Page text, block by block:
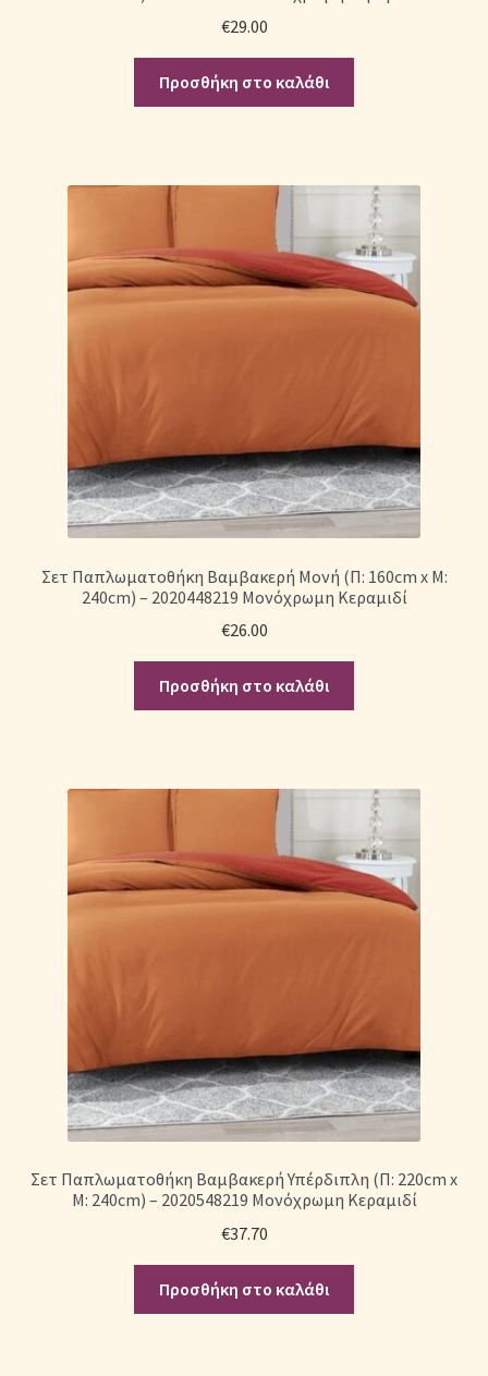
€29.00
Προσθήκη στο καλάθι
Σετ Παπλωματοθήκη Βαμβακερή Μονή (Π: 160cm x Μ:
240cm) – 2020448219 Μονόχρωμη Κεραμιδί
€26.00
Προσθήκη στο καλάθι
Σετ Παπλωματοθήκη Βαμβακερή Υπέρδιπλη (Π: 220cm x
Μ: 240cm) – 2020548219 Μονόχρωμη Κεραμιδί
€37.70
Προσθήκη στο καλάθι